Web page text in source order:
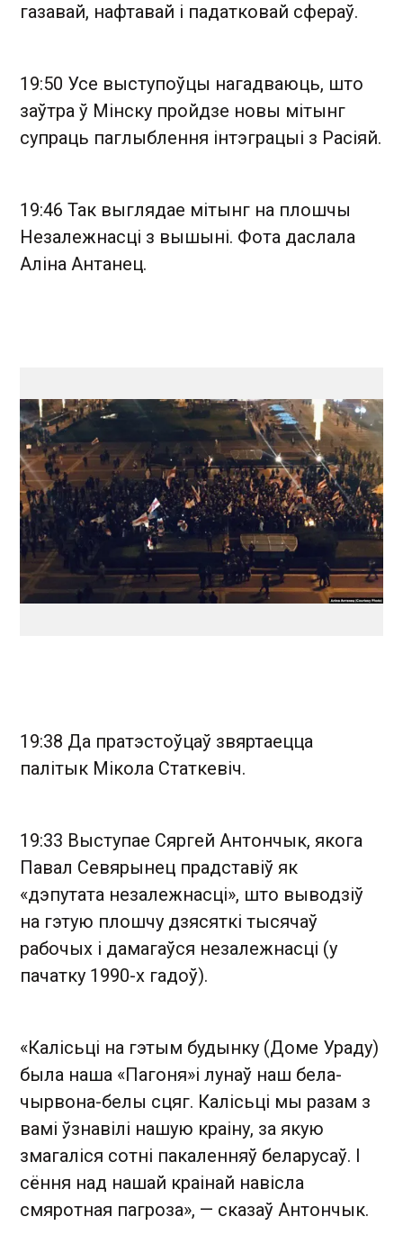
газавай, нафтавай і падатковай сфераў.
19:50 Усе выступоўцы нагадваюць, што
заўтра ў Мінску пройдзе новы мітынг
супраць паглыблення інтэграцыі з Расіяй.
19:46 Так выглядае мітынг на плошчы
Незалежнасці з вышыні. Фота даслала
Аліна Антанец.
19:38 Да пратэстоўцаў звяртаецца
палітык Мікола Статкевіч.
19:33 Выступае Сяргей Антончык, якога
Павал Севярынец прадставіў як
«дэпутата незалежнасці», што выводзіў
на гэтую плошчу дзясяткі тысячаў
рабочых і дамагаўся незалежнасці (у
пачатку 1990-х гадоў).
«Калісьці на гэтым будынку (Доме Ураду)
была наша «Пагоня»і лунаў наш бела-
чырвона-белы сцяг. Калісьці мы разам з
вамі ўзнавілі нашую краіну, за якую
змагаліся сотні пакаленняў беларусаў. І
сёння над нашай краінай навісла
смяротная пагроза», — сказаў Антончык.